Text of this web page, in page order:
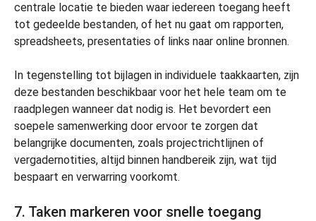
centrale locatie te bieden waar iedereen toegang heeft
tot gedeelde bestanden, of het nu gaat om rapporten,
spreadsheets, presentaties of links naar online bronnen.
In tegenstelling tot bijlagen in individuele taakkaarten, zijn
deze bestanden beschikbaar voor het hele team om te
raadplegen wanneer dat nodig is. Het bevordert een
soepele samenwerking door ervoor te zorgen dat
belangrijke documenten, zoals projectrichtlijnen of
vergadernotities, altijd binnen handbereik zijn, wat tijd
bespaart en verwarring voorkomt.
7. Taken markeren voor snelle toegang